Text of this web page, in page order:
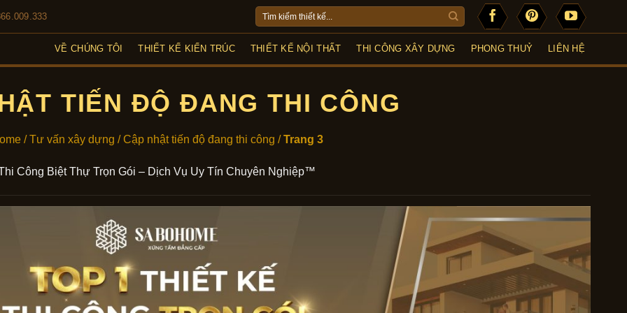
Tìm
kiếm:
VỀ CHÚNG TÔI THIẾT KẾ KIẾN TRÚC THIẾT KẾ NỘI THẤT THI CÔNG XÂY DỰNG PHONG THUỶ LIÊN HỆ
TIẾN ĐỘ ĐANG THI CÔNG
/Tư vấn xây dựng /Cập nhật tiến độ đang thi công /Trang 3
Công Biệt Thự Trọn Gói – Dịch Vụ Uy Tín Chuyên Nghiệp™